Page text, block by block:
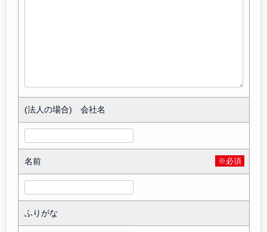
(法人の場合) 会社名
名前 ※必須
ふりがな